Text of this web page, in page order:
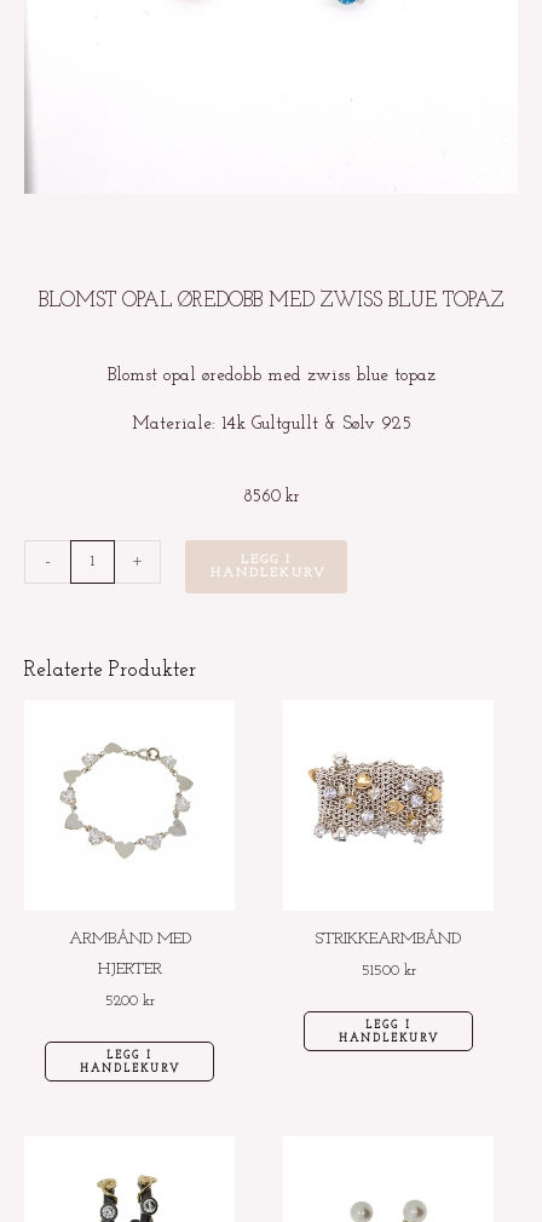
BLOMST OPAL ØREDOBB MED ZWISS BLUE TOPAZ
Blomst opal øredobb med zwiss blue topaz
Materiale: 14k Gultgullt & Sølv 925
8560 kr
-
opal
zwiss
+
LEGG I
HANDLEKURV
Relaterte Produkter
ARMBÅND MED
HJERTER
5200 kr
LEGG I
HANDLEKURV
STRIKKEARMBÅND
51500 kr
LEGG I
HANDLEKURV